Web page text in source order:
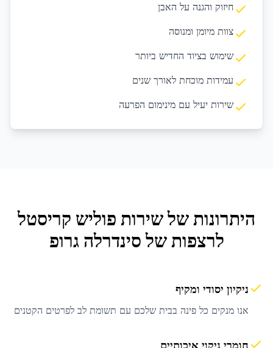
חיזוק והגנה על האבן
צוות מיומן ומנוסה
שימוש בציוד החדיש ביותר
עמידות מוכחת לאורך שנים
שירות יעיל עם מינימום הפרעה
היתרונות של שירות פוליש קריסטל
לרצפות של סינדרלה גרופ
ניקיון יסודי ומקיף
אנו מנקים כל פינה בבית שלכם עם תשומת לב לפרטים הקטנים
חומרי ניקוי איכותיים